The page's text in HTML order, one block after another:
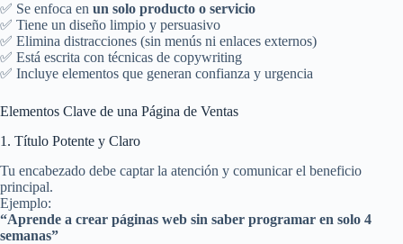
✅ Se enfoca en un solo producto o servicio
✅ Tiene un diseño limpio y persuasivo
✅ Elimina distracciones (sin menús ni enlaces externos)
✅ Está escrita con técnicas de copywriting
✅ Incluye elementos que generan confianza y urgencia
Elementos Clave de una Página de Ventas
1. Título Potente y Claro
Tu encabezado debe captar la atención y comunicar el beneficio
principal.
Ejemplo:
“Aprende a crear páginas web sin saber programar en solo 4
semanas”